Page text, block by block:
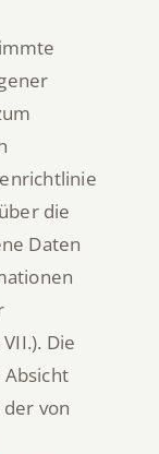
die
Daten
Die
von